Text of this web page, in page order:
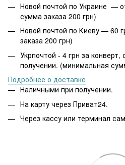
Новой почтой по Украине —
сумма заказа 200 грн)
Новой почтой по Киеву — 60
заказа 200 грн)
Укрпочтой - 4 грн за конверт,
получении. (минимальная
Подробнее о доставке
Наличными при получении.
На карту через Приват24.
Через кассу или терминал